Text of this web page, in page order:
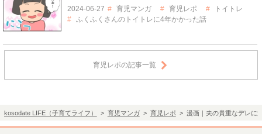
2024-06-27
育児マンガ 育児レポ
トイトレ
ふくふくさんのトイトレに4年かかった話
育児レポの記事一覧
kosodate LIFE（子育てライフ） > 育児マンガ> 育児レポ > 漫画｜夫の貴重なデレに